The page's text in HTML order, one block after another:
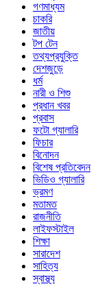
গণমাধ্যম
চাকরি
জাতীয়
টপ টেন
তথ্যপ্রযুক্তি
দেশজুড়ে
ধর্ম
নারী ও শিশু
প্রধান খবর
প্রবাস
ফটো গ্যালারি
ফিচার
বিনোদন
বিশেষ প্রতিবেদন
ভিডিও গ্যালারি
ভ্রমণ
মতামত
রাজনীতি
লাইফস্টাইল
শিক্ষা
সারাদেশ
সাহিত্য
স্বাস্থ্য